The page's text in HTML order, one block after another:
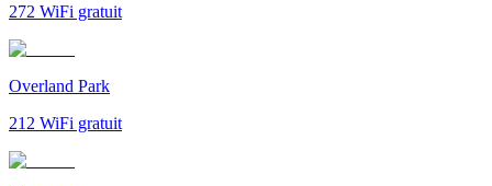
272 WiFi gratuit
Overland Park
212 WiFi gratuit